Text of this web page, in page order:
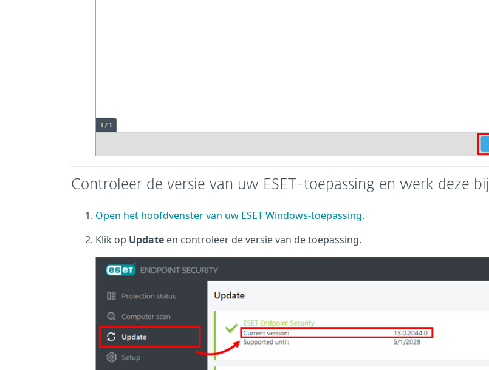
Controleer de versie van uw ESET-toepassing en werk deze bij
Open het hoofdvenster van uw ESET Windows-toepassing.
Klik op Update en controleer de versie van de toepassing.